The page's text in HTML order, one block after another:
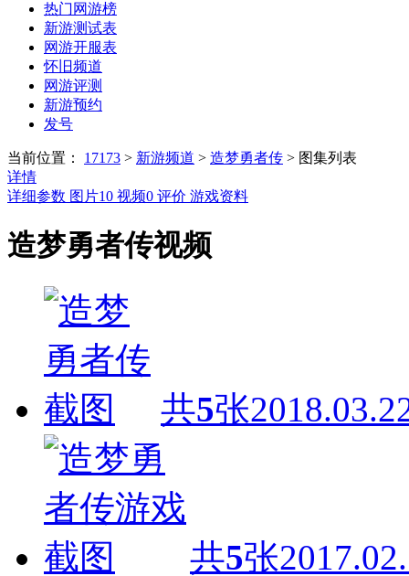
热门网游榜
新游测试表
网游开服表
怀旧频道
网游评测
新游预约
发号
当前位置： 17173 > 新游频道 > 造梦勇者传 > 图集列表
详情
详细参数 图片10 视频0 评价 游戏资料
造梦勇者传视频
共5张
共5张